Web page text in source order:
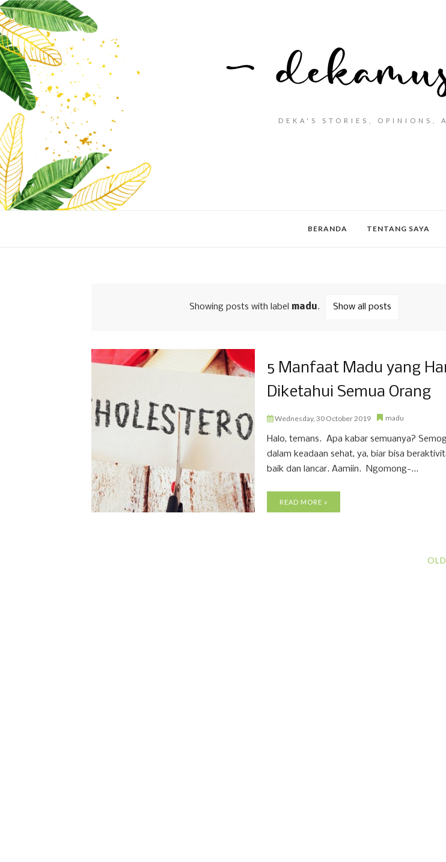
DEKA'S STORIES, OPINIONS,
BERANDA TENTANG SAYA
Showing posts with label madu. Show all posts
5 Manfaat Madu yang
Diketahui Semua Orang
Wednesday, 30 October 2019 madu
Halo, temans. Apa kabar semuanya?
dalam keadaan sehat, ya, biar bisa
baik dan lancar. Aamiin. Ngomong-...
READ MORE »